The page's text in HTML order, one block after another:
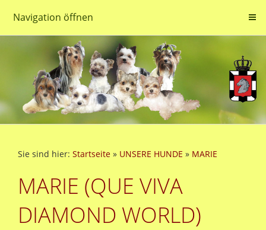
Navigation öffnen
Sie sind hier: Startseite » UNSERE HUNDE » MARIE
MARIE (QUE VIVA
DIAMOND WORLD)